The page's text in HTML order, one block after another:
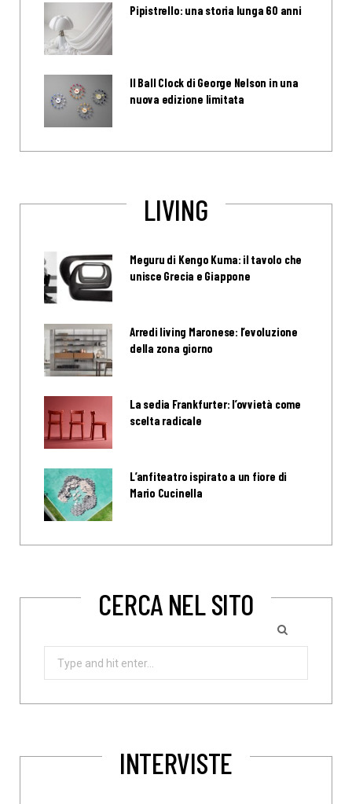
Pipistrello: una storia lunga 60 anni
Il Ball Clock di George Nelson in una
nuova edizione limitata
LIVING
Meguru di Kengo Kuma: il tavolo che
unisce Grecia e Giappone
Arredi living Maronese: l’evoluzione
della zona giorno
La sedia Frankfurter: l’ovvietà come
scelta radicale
L’anfiteatro ispirato a un fiore di
Mario Cucinella
CERCA NEL SITO
INTERVISTE